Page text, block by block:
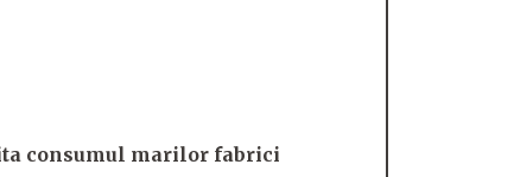
consumul marilor fabrici